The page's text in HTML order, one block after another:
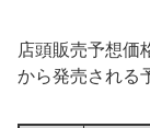
店頭販売予想
から発売される